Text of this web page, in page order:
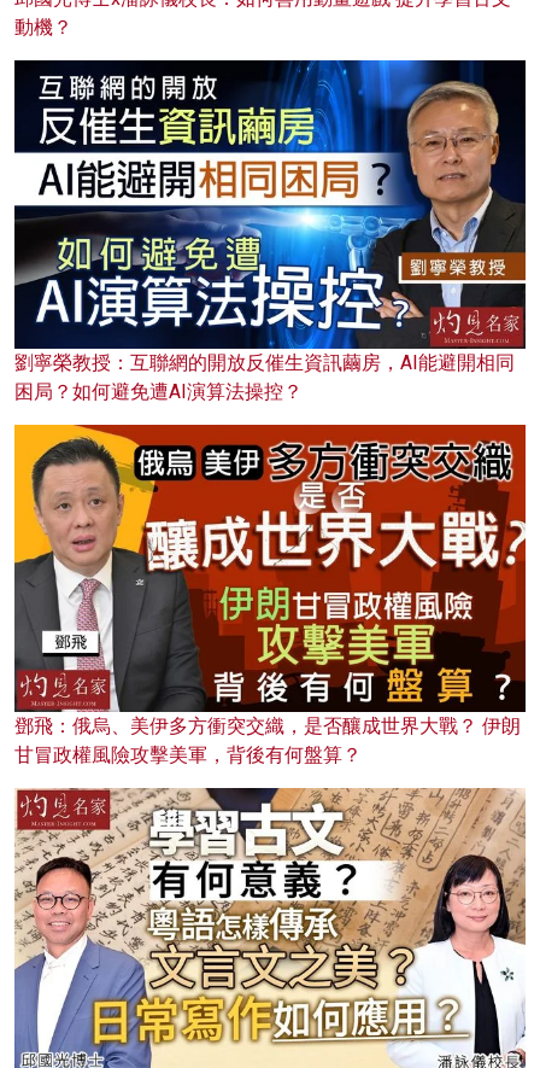
動機？
劉寧榮教授：互聯網的開放反催生資訊繭房，AI能避開相同
困局？如何避免遭AI演算法操控？
鄧飛：俄烏、美伊多方衝突交織，是否釀成世界大戰？ 伊朗
甘冒政權風險攻擊美軍，背後有何盤算？